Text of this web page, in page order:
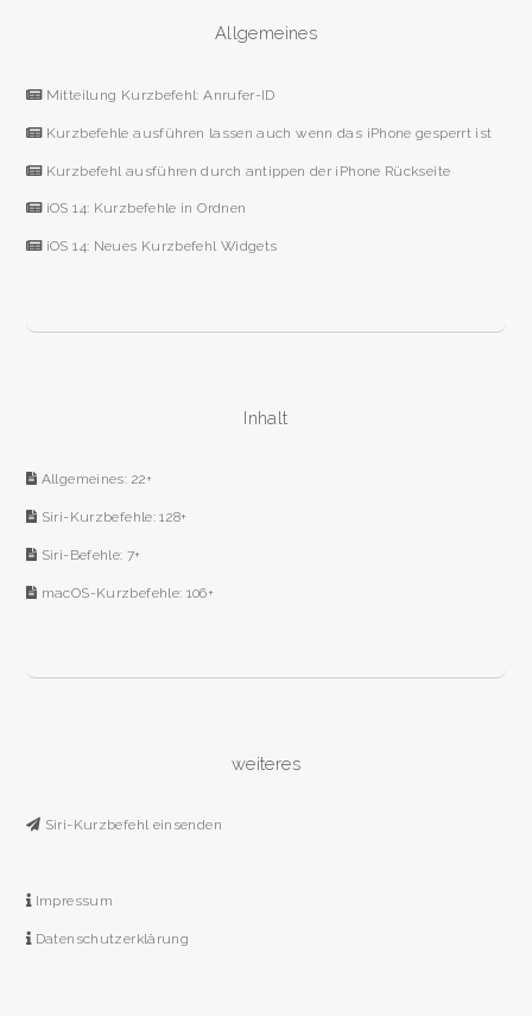
Allgemeines
Mitteilung Kurzbefehl: Anrufer-ID
Kurzbefehle ausführen lassen auch wenn das iPhone gesperrt ist
Kurzbefehl ausführen durch antippen der iPhone Rückseite
iOS 14: Kurzbefehle in Ordnen
iOS 14: Neues Kurzbefehl Widgets
Inhalt
Allgemeines: 22+
Siri-Kurzbefehle: 128+
Siri-Befehle: 7+
macOS-Kurzbefehle: 106+
weiteres
Siri-Kurzbefehl einsenden
Impressum
Datenschutzerklärung